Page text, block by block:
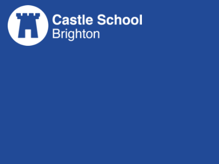
至
内